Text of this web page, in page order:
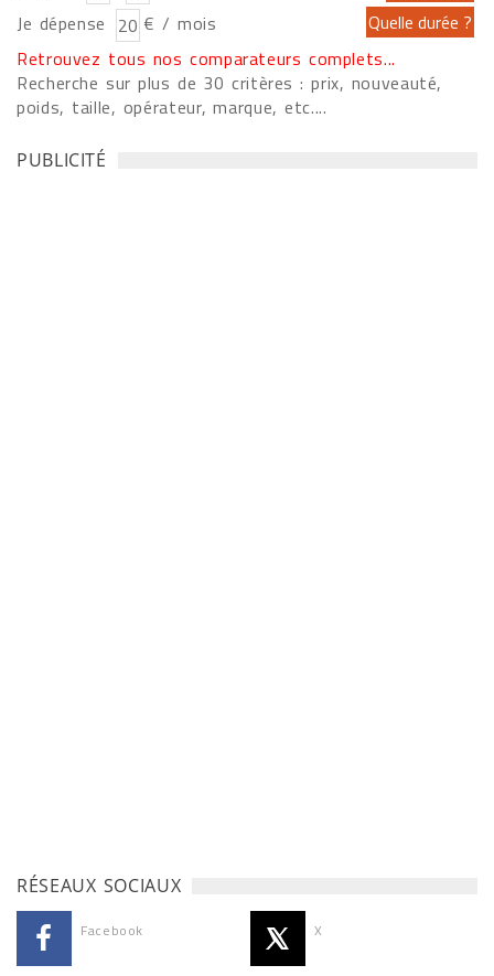
Je dépense
€ / mois
Retrouvez tous nos comparateurs complets...
Recherche sur plus de 30 critères : prix, nouveauté,
poids, taille, opérateur, marque, etc....
PUBLICITÉ
RÉSEAUX SOCIAUX
Facebook X